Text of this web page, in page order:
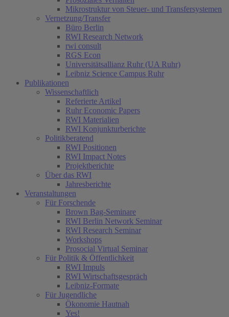
Mikrostruktur von Steuer- und Transfersystemen
Vernetzung/Transfer
Büro Berlin
RWI Research Network
rwi consult
RGS Econ
Universitätsallianz Ruhr (UA Ruhr)
Leibniz Science Campus Ruhr
Publikationen
Wissenschaftlich
Referierte Artikel
Ruhr Economic Papers
RWI Materialien
RWI Konjunkturberichte
Politikberatend
RWI Positionen
RWI Impact Notes
Projektberichte
Über das RWI
Jahresberichte
Veranstaltungen
Für Forschende
Brown Bag-Seminare
RWI Berlin Network Seminar
RWI Research Seminar
Workshops
Prosocial Virtual Seminar
Für Politik & Öffentlichkeit
RWI Impuls
RWI Wirtschaftsgespräch
Leibniz-Formate
Für Jugendliche
Ökonomie Hautnah
Yes!